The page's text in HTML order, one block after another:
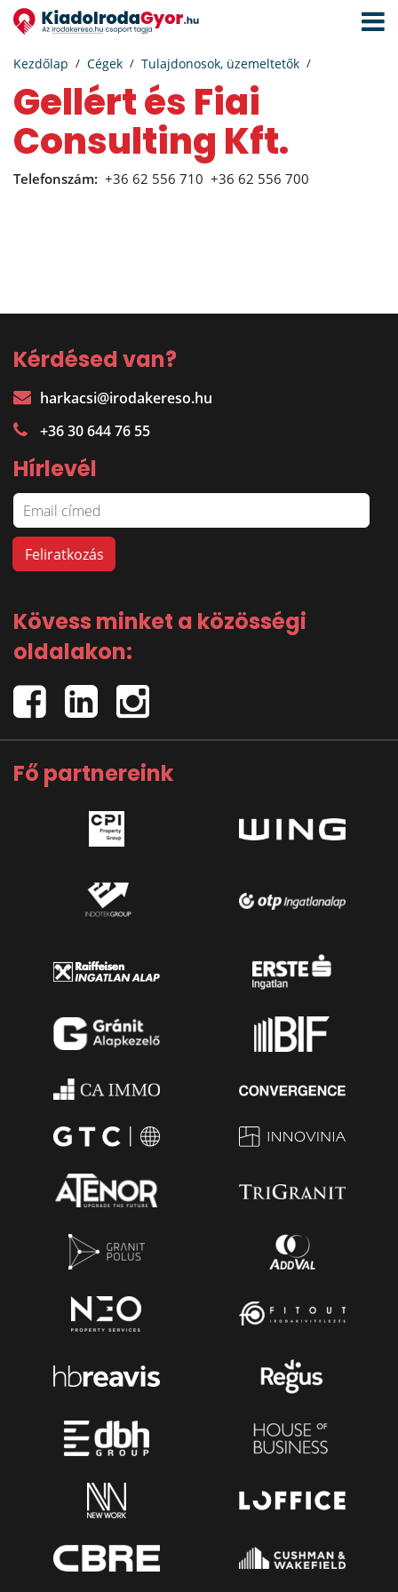
Kezdőlap Cégek Tulajdonosok, üzemeltetők
Gellért és Fiai
Consulting Kft.
Telefonszám: +36 62 556 710 +36 62 556 700
Kérdésed van?
harkacsi@irodakereso.hu
+36 30 644 76 55
Hírlevél
Kövess minket a közösségi
oldalakon:
Fő partnereink